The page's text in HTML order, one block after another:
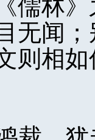
儒林
无闻
则相